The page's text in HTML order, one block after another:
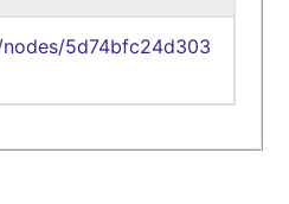
5d74bfc24d303